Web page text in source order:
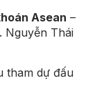
Asean –
Nguyễn Thái
tham dự đấu